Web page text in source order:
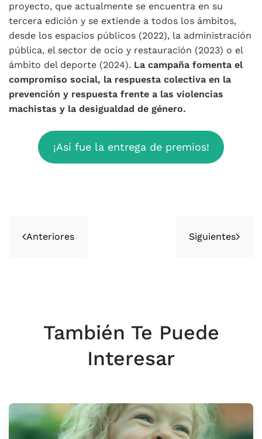
proyecto, que actualmente se encuentra en su
tercera edición y se extiende a todos los ámbitos,
desde los espacios públicos (2022), la administración
pública, el sector de ocio y restauración (2023) o el
ámbito del deporte (2024). La campaña fomenta el
compromiso social, la respuesta colectiva en la
prevención y respuesta frente a las violencias
machistas y la desigualdad de género.
¡Así fue la entrega de premios!
Anteriores Siguientes
También Te Puede
Interesar